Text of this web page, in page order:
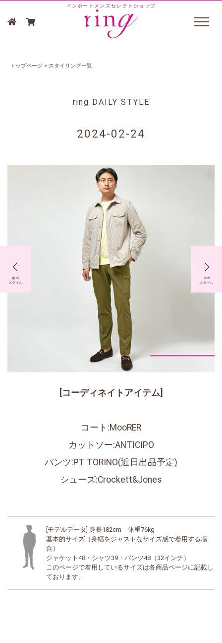
インポートメンズセレクトショップ
トップページ > スタイリング一覧
ring DAILY STYLE
2024-02-24
[コーディネイトアイテム]
コート:MooRER
カットソー:ANTICIPO
パンツ:PT TORINO(近日出品予定)
シューズ:Crockett&Jones
[モデルデータ] 身長182cm 体重76kg
基本的サイズ（身幅をジャストなサイズ感で着用する場
合）
ジャケット48・シャツ39・パンツ48（32インチ）
このページで着用しているサイズは各商品ページに記載し
ております。